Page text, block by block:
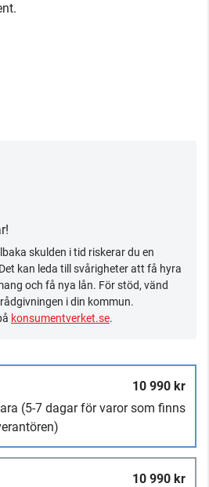
skulden i tid riskerar du en
kan leda till svårigheter att få hyra
och få nya lån. För stöd, vänd
i din kommun.
konsumentverket.se.
10 990 kr
(5-7 dagar för varor som finns
10 990 kr